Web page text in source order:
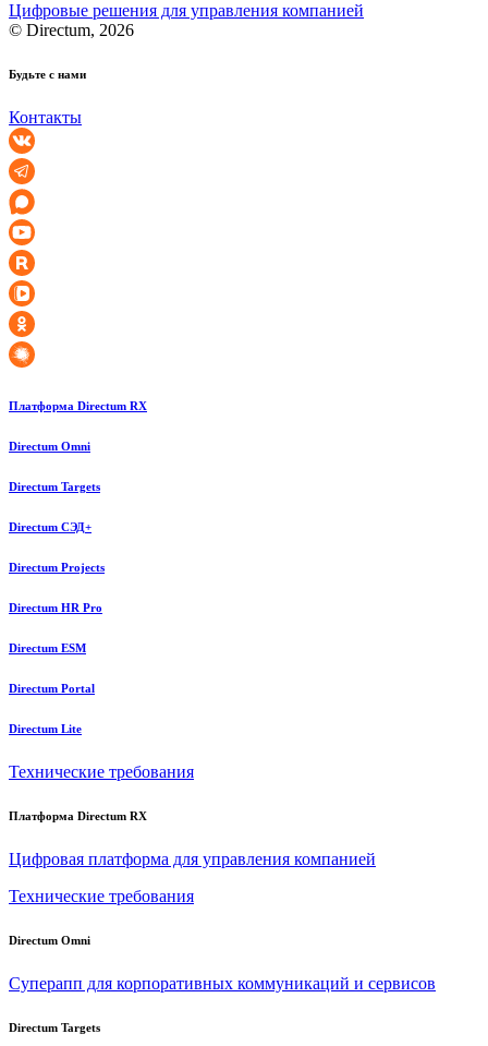
Цифровые решения для управления компанией
© Directum, 2026
Будьте с нами
Контакты
Платформа Directum RX
Directum Omni
Directum Targets
Directum СЭД+
Directum Projects
Directum HR Pro
Directum ESM
Directum Portal
Directum Lite
Технические требования
Платформа Directum RX
Цифровая платформа для управления компанией
Технические требования
Directum Omni
Суперапп для корпоративных коммуникаций и сервисов
Directum Targets